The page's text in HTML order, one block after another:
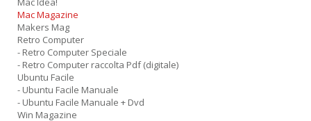
Mac Magazine
Makers Mag
Retro Computer
- Retro Computer Speciale
- Retro Computer raccolta Pdf (digitale)
Ubuntu Facile
- Ubuntu Facile Manuale
- Ubuntu Facile Manuale + Dvd
Win Magazine